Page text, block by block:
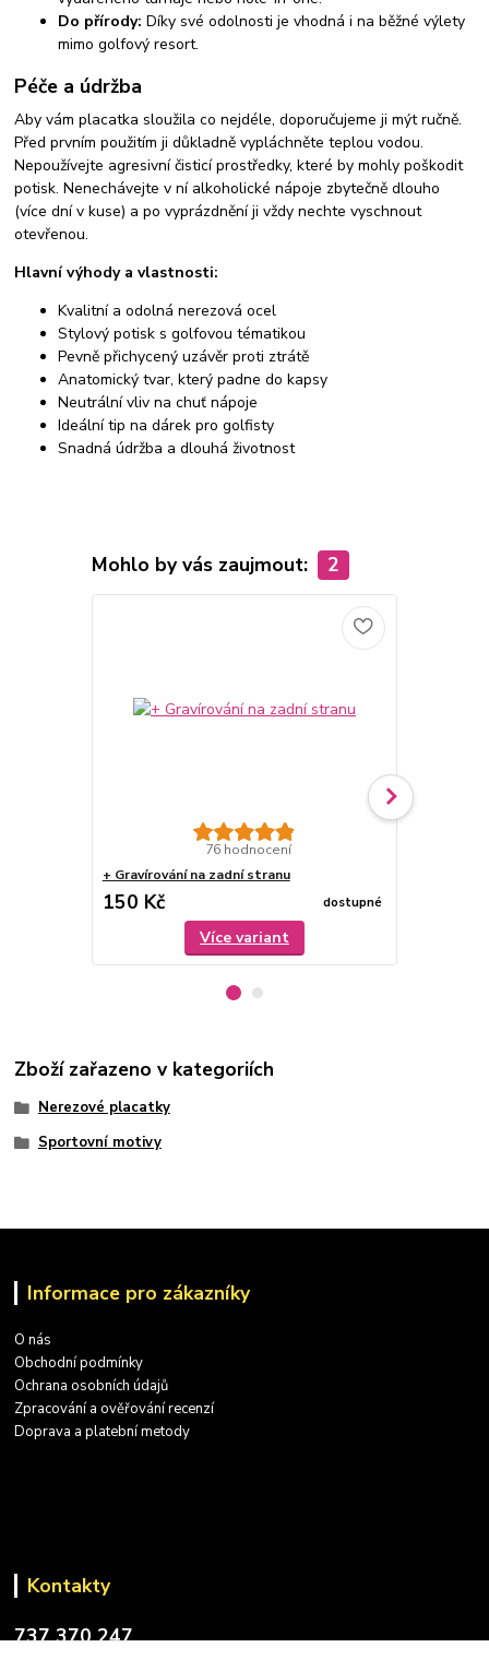
Do přírody: Díky své odolnosti je vhodná i na běžné výlety
mimo golfový resort.
Péče a údržba
Aby vám placatka sloužila co nejdéle, doporučujeme ji mýt ručně.
Před prvním použitím ji důkladně vypláchněte teplou vodou.
Nepoužívejte agresivní čisticí prostředky, které by mohly poškodit
potisk. Nenechávejte v ní alkoholické nápoje zbytečně dlouho
(více dní v kuse) a po vyprázdnění ji vždy nechte vyschnout
otevřenou.
Hlavní výhody a vlastnosti:
Kvalitní a odolná nerezová ocel
Stylový potisk s golfovou tématikou
Pevně přichycený uzávěr proti ztrátě
Anatomický tvar, který padne do kapsy
Neutrální vliv na chuť nápoje
Ideální tip na dárek pro golfisty
Snadná údržba a dlouhá životnost
Mohlo by vás zaujmout: 2
76 hodnocení
+ Gravírování na zadní stranu
150 Kč dostupné
Více variant
Zboží zařazeno v kategoriích
Nerezové placatky
Sportovní motivy
Informace pro zákazníky
O nás
Obchodní podmínky
Ochrana osobních údajů
Zpracování a ověřování recenzí
Doprava a platební metody
Kontakty
737 370 247